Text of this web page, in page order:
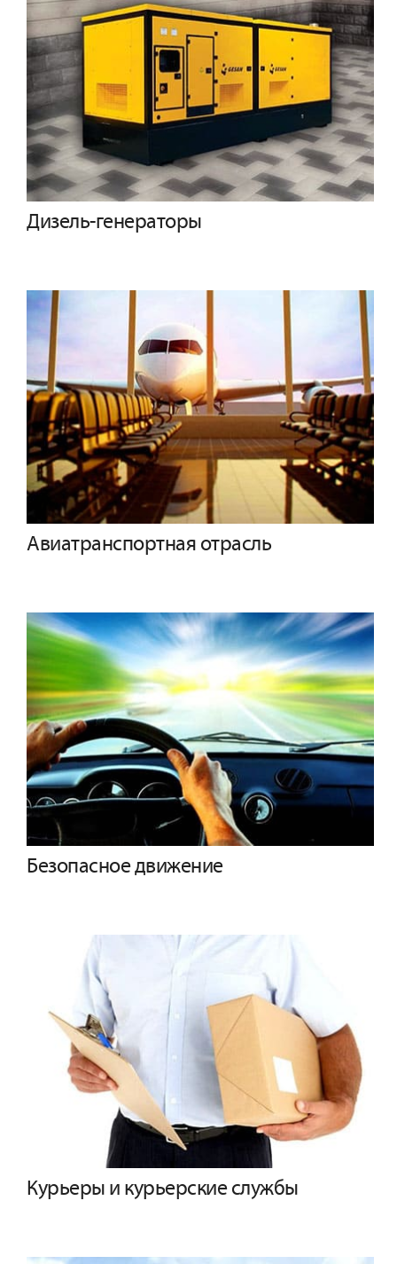
Дизель-генераторы
Авиатранспортная отрасль
Безопасное движение
Курьеры и курьерские службы